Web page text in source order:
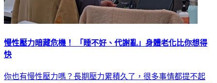
慢性壓力暗藏危機！ 「睡不好、代謝亂」身體老化比你想得
快
你也有慢性壓力嗎？長期壓力累積久了，很多事情都提不起